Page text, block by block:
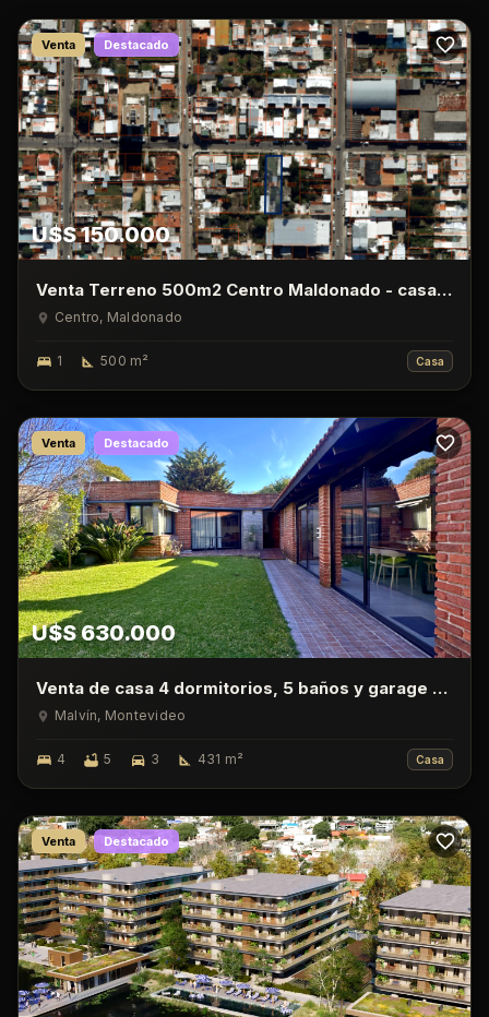
Venta Destacado
U$S 150.000
Venta Terreno 500m2 Centro Maldonado - casa
de 1 Dormitorio
Centro, Maldonado
1 500 m² Casa
Venta Destacado
U$S 630.000
Venta de casa 4 dormitorios, 5 baños y garage en
Malvin
Malvín, Montevideo
4 5 3 431 m² Casa
Venta Destacado